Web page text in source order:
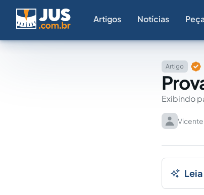
Artigos Notícias
Artigo
Exibindo